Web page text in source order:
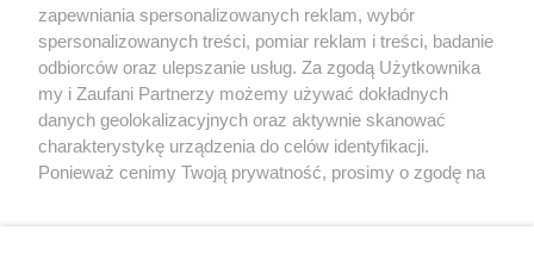
Reklama Tematy Archiwum artykułów
zapewniania spersonalizowanych reklam, wybór
spersonalizowanych treści, pomiar reklam i treści, badanie
odbiorców oraz ulepszanie usług. Za zgodą Użytkownika
my i Zaufani Partnerzy możemy używać dokładnych
danych geolokalizacyjnych oraz aktywnie skanować
charakterystykę urządzenia do celów identyfikacji.
Ponieważ cenimy Twoją prywatność, prosimy o zgodę na